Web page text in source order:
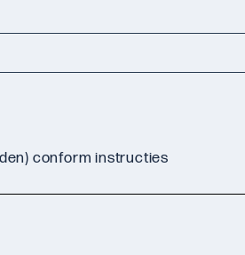
conform instructies